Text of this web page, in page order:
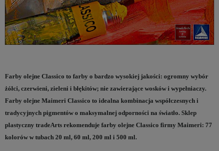
Farby olejne Classico to farby o bardzo wysokiej jakości: ogromny wybór
żółci, czerwieni, zieleni i błękitów; nie zawierające wosków i wypełniaczy.
Farby olejne Maimeri Classico to idealna kombinacja współczesnych i
tradycyjnych pigmentów o maksymalnej odporności na światło. Sklep
plastyczny tradeArts rekomenduje farby olejne Classico firmy Maimeri: 77
kolorów w tubach 20 ml, 60 ml, 200 ml i 500 ml.